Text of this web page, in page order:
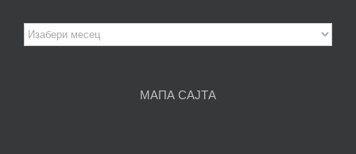
Архива
чланака
МАПА САЈТА